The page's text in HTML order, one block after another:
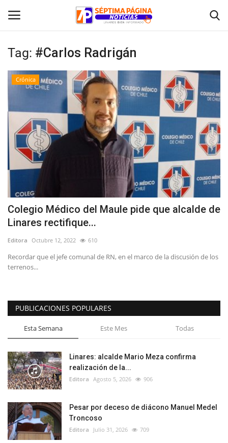
Inicio
Policial
Tribunales
Deporte
Política
Espectáculos
Tag: #Carlos Radrigán
Crónica
Colegio Médico del Maule pide que alcalde de
Linares rectifique...
Editora Octubre 12, 2022 610
Recordar que el jefe comunal de RN, en el marco de la discusión de los
terrenos...
PUBLICACIONES POPULARES
Esta Semana Este Mes Todas
Linares: alcalde Mario Meza confirma
realización de la...
Editora Agosto 5, 2026 906
Pesar por deceso de diácono Manuel Medel
Troncoso
Editora Julio 31, 2026 709